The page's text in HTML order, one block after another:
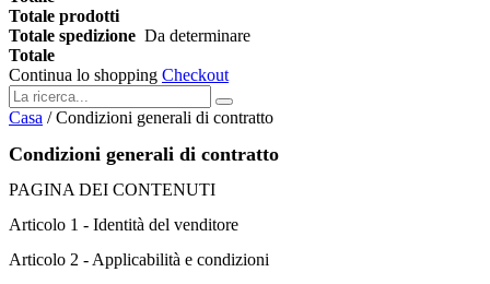
Totale prodotti
Totale spedizione Da determinare
Totale
Continua lo shopping Checkout
Casa /Condizioni generali di contratto
Condizioni generali di contratto
PAGINA DEI CONTENUTI
Articolo 1 - Identità del venditore
Articolo 2 - Applicabilità e condizioni